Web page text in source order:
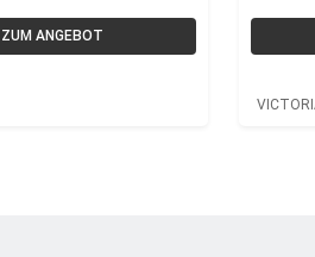
ZUM ANGEBOT